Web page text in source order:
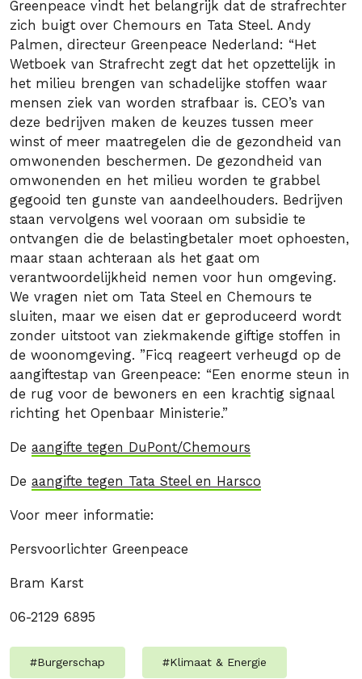
Greenpeace vindt het belangrijk dat de strafrechter
zich buigt over Chemours en Tata Steel. Andy
Palmen, directeur Greenpeace Nederland: “Het
Wetboek van Strafrecht zegt dat het opzettelijk in
het milieu brengen van schadelijke stoffen waar
mensen ziek van worden strafbaar is. CEO’s van
deze bedrijven maken de keuzes tussen meer
winst of meer maatregelen die de gezondheid van
omwonenden beschermen. De gezondheid van
omwonenden en het milieu worden te grabbel
gegooid ten gunste van aandeelhouders. Bedrijven
staan vervolgens wel vooraan om subsidie te
ontvangen die de belastingbetaler moet ophoesten,
maar staan achteraan als het gaat om
verantwoordelijkheid nemen voor hun omgeving.
We vragen niet om Tata Steel en Chemours te
sluiten, maar we eisen dat er geproduceerd wordt
zonder uitstoot van ziekmakende giftige stoffen in
de woonomgeving. ”Ficq reageert verheugd op de
aangiftestap van Greenpeace: “Een enorme steun in
de rug voor de bewoners en een krachtig signaal
richting het Openbaar Ministerie.”
De aangifte tegen DuPont/Chemours
De aangifte tegen Tata Steel en Harsco
Voor meer informatie:
Persvoorlichter Greenpeace
Bram Karst
06-2129 6895
#Burgerschap #Klimaat & Energie